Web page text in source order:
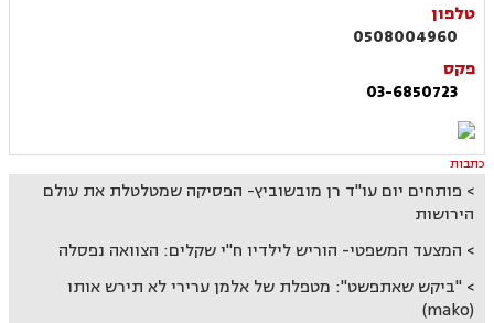
טלפון
0508004960
פקס
03-6850723
כתבות
פותחים יום עו"ד רן מובשוביץ- הפסיקה שמטלטלת את עולם
הירושות
המצעד המשפטי- הוריש לילדיו ח"י שקלים: הצוואה נפסלה
"ביקש שאתפשט": מטפלת של אלמן ערירי לא תירש אותו
(mako)